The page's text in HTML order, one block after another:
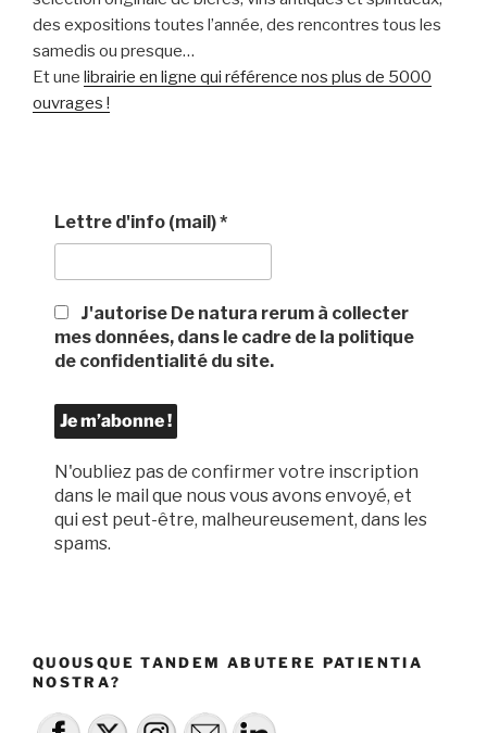
des expositions toutes l’année, des rencontres tous les
samedis ou presque…
Et une librairie en ligne qui référence nos plus de 5000
ouvrages !
Lettre d'info (mail)*
J'autorise De natura rerum à collecter
mes données, dans le cadre de la politique
de confidentialité du site.
N'oubliez pas de confirmer votre inscription
dans le mail que nous vous avons envoyé, et
qui est peut-être, malheureusement, dans les
spams.
QUOUSQUE TANDEM ABUTERE PATIENTIA
NOSTRA?